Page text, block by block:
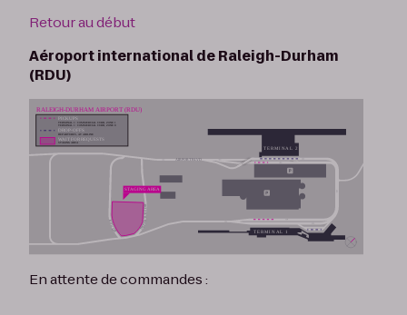
Retour au début
Aéroport international de Raleigh-Durham
(RDU)
En attente de commandes :